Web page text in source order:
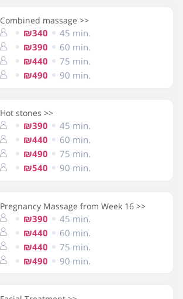
Combined massage >>
₪340
45 min.
₪390
60 min.
₪440
75 min.
₪490
90 min.
Hot stones >>
₪390
45 min.
₪440
60 min.
₪490
75 min.
₪540
90 min.
Pregnancy Massage from Week 16 >>
₪390
45 min.
₪440
60 min.
₪440
75 min.
₪490
90 min.